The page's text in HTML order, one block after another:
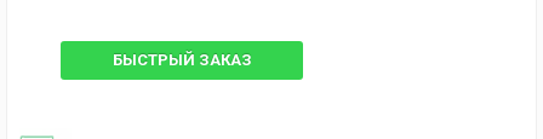
БЫСТРЫЙ ЗАКАЗ